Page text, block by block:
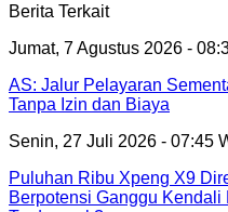
Berita Terkait
Jumat, 7 Agustus 2026 -
AS: Jalur Pelayaran
Tanpa Izin dan Biaya
Senin, 27 Juli 2026 - 07:45
Puluhan Ribu Xpeng X9
Berpotensi Ganggu